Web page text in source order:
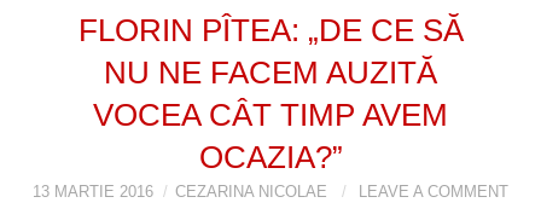
POVESTIRI
FLORIN PÎTEA: „DE CE SĂ
NU NE FACEM AUZITĂ
VOCEA CÂT TIMP AVEM
OCAZIA?”
13 MARTIE 2016 CEZARINA NICOLAE LEAVE A COMMENT